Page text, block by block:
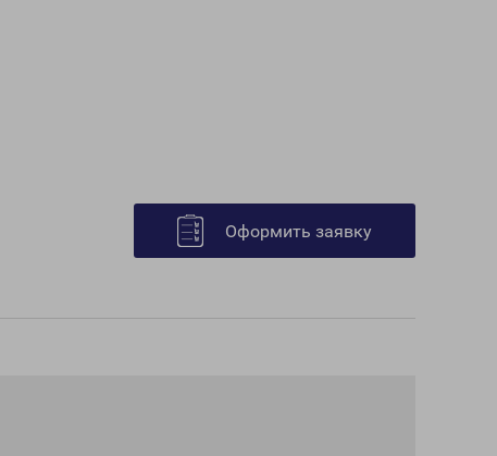
Оформить заявку